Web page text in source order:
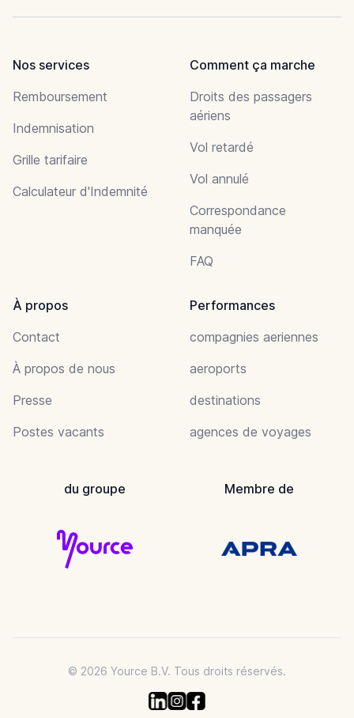
Nos services
Remboursement
Indemnisation
Grille tarifaire
Calculateur d'Indemnité
Comment ça marche
Droits des passagers
aériens
Vol retardé
Vol annulé
Correspondance
manquée
FAQ
À propos
Contact
À propos de nous
Presse
Postes vacants
Performances
compagnies aeriennes
aeroports
destinations
agences de voyages
du groupe Membre de
© 2026 Yource B.V. Tous droits réservés.